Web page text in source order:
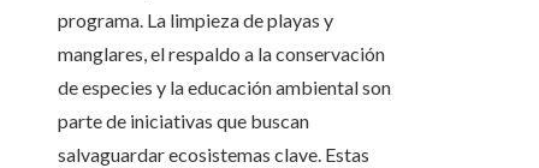
programa. La limpieza de playas y
manglares, el respaldo a la conservación
de especies y la educación ambiental son
parte de iniciativas que buscan
salvaguardar ecosistemas clave. Estas